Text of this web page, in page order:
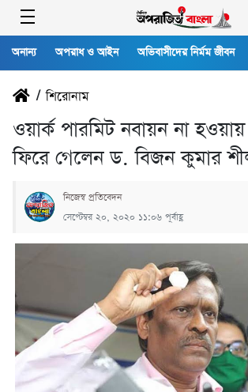
অনান্য অপরাধ ও আইন অভিবাসীদের নির্মম জীবন
/শিরোনাম
ওয়ার্ক পার‌মিট নবায়ন না হওয়ায়
ফি‌রে গে‌লেন ড. বিজন কুমার
‌নি‌জেস্ব প্র‌তি‌বেদন
সেপ্টেম্বর ২০, ২০২০ ১১:০৬ পূর্বাহ্ণ